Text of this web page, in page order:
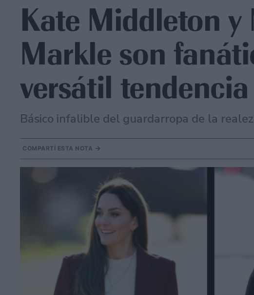
Kate Middleton y
Markle son
versátil
Básico infalible del guardarropa de la
COMPARTÍ ESTA NOTA